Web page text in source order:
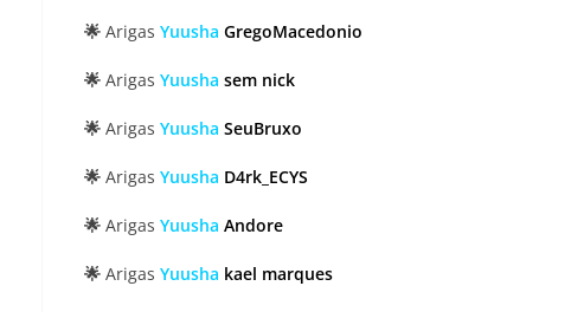
🌟 Arigas Yuusha GregoMacedonio
🌟 Arigas Yuusha sem nick
🌟 Arigas Yuusha SeuBruxo
🌟 Arigas Yuusha D4rk_ECYS
🌟 Arigas Yuusha Andore
🌟 Arigas Yuusha kael marques